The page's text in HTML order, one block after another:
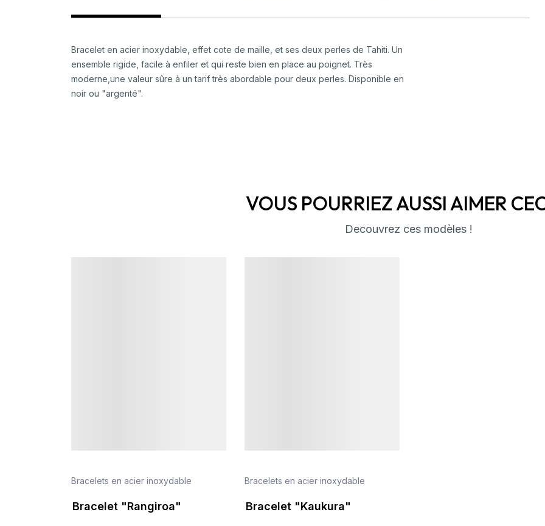
Bracelet en acier inoxydable, effet cote de maille, et ses deux perles de Tahiti. Un
ensemble rigide, facile à enfiler et qui reste bien en place au poignet. Très
moderne,une valeur sûre à un tarif très abordable pour deux perles. Disponible en
noir ou "argenté".
VOUS POURRIEZ AUSSI AIMER
Decouvrez ces modèles !
Bracelets en acier inoxydable
Bracelet "Rangiroa"
Bracelets en acier inoxydable
Bracelet "Kaukura"